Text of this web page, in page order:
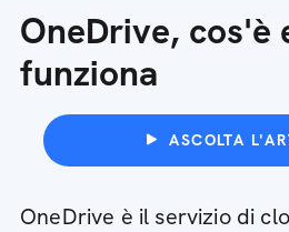
OneDrive, cos'è
funziona
ASCOLTA
OneDrive è il servizio di